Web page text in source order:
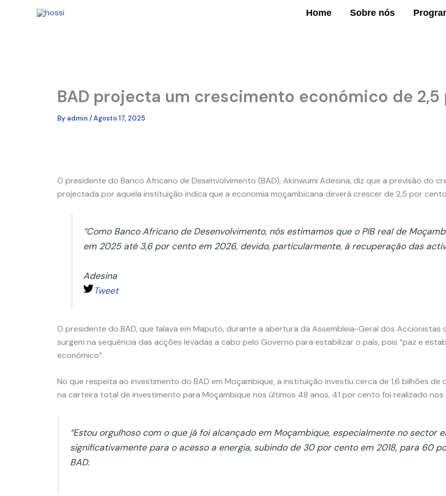
Home Sobre nós
BAD projecta um crescimento económico de
By admin /Agosto 17, 2025
O presidente do Banco Africano de Desenvolvimento (BAD), Akinwumi Adesina, diz que a previsão do
projectada por aquela instituição indica que a economia moçambicana deverá crescer de 2,5 por
“Como Banco Africano de Desenvolvimento, nós estimamos que o PIB real de
em 2025 até 3,6 por cento em 2026, devido, particularmente, à recuperação das
Adesina
Tweet
O presidente do BAD, que falava em Maputo, durante a abertura da Assembleia-Geral dos
surgem na sequência das acções levadas a cabo pelo Governo para estabilizar o país, pois “paz e
económico”.
No que respeita ao investimento do BAD em Moçambique, a instituição investiu cerca de 1,6 bilhões de
na carteira total de investimento para Moçambique nos últimos 48 anos, 41 por cento foi realizado nos
“Estou orgulhoso com o que já foi alcançado em Moçambique, especialmente no sector
significativamente para o acesso a energia, subindo de 30 por cento em 2018, para 60
BAD.